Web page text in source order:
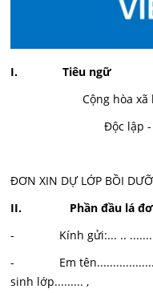
I. Tiêu ngữ
Cộng hòa
Độc lập
ĐƠN XIN DỰ LỚP BỒI
II. Phần đầu lá
- Kính gửi:... ..
- Em
sinh lớp......... ,